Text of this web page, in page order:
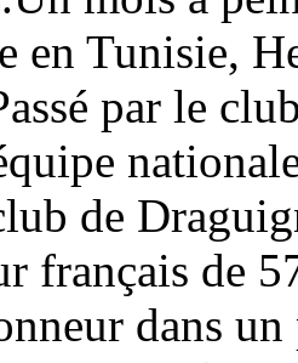
en Tunisie,
par le
de
français de
dans